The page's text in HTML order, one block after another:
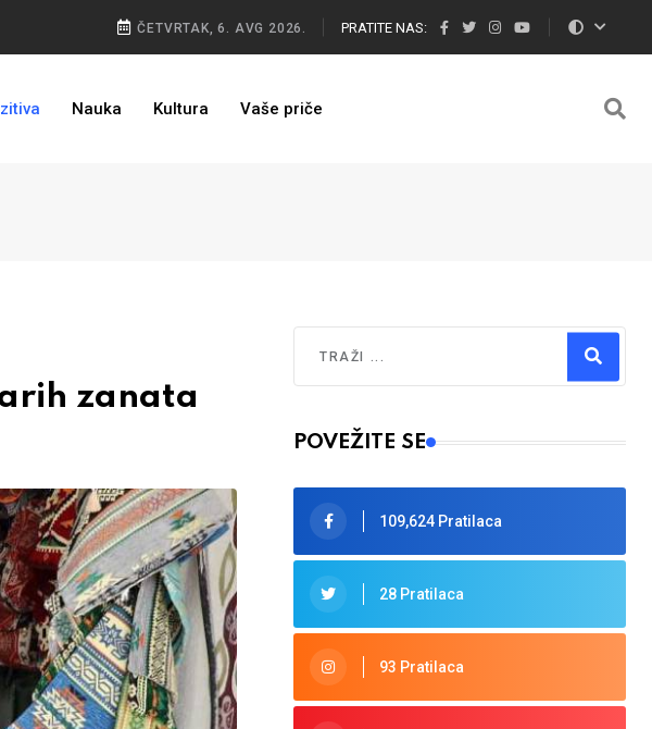
ČETVRTAK, 6. AVG 2026. PRATITE NAS:
Nauka Kultura Vaše priče
zanata Type 2 or more characters for results.
POVEŽITE SE
109,624 Pratilaca
28 Pratilaca
93 Pratilaca